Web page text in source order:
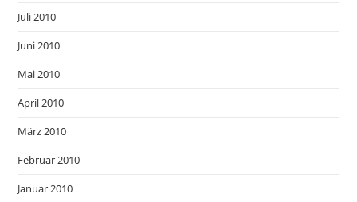
Juli 2010
Juni 2010
Mai 2010
April 2010
März 2010
Februar 2010
Januar 2010